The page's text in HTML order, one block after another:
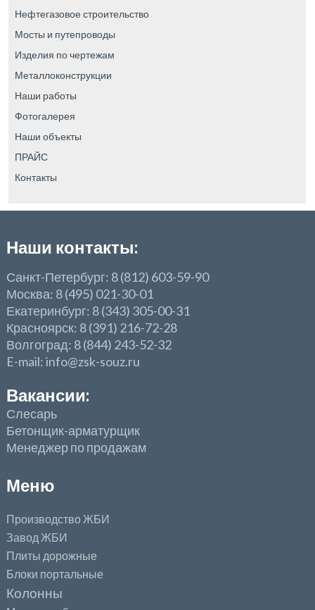
Нефтегазовое строительство
Мосты и путепроводы
Изделия по чертежам
Металлоконструкции
Наши работы
Фотогалерея
Наши объекты
ПРАЙС
Контакты
Наши контакты:
Санкт-Петербург: 8 (812) 603-59-90
Москва: 8 (495) 021-30-01
Екатеринбург: 8 (343) 305-00-31
Красноярск: 8 (391) 216-72-28
Волгоград: 8 (844) 243-52-32
E-mail: info@zsk-souz.ru
Вакансии:
Слесарь
Бетонщик-арматурщик
Менеджер по продажам
Меню
Производство ЖБИ
Завод ЖБИ
Плиты дорожные
Блоки портальные
Колонны